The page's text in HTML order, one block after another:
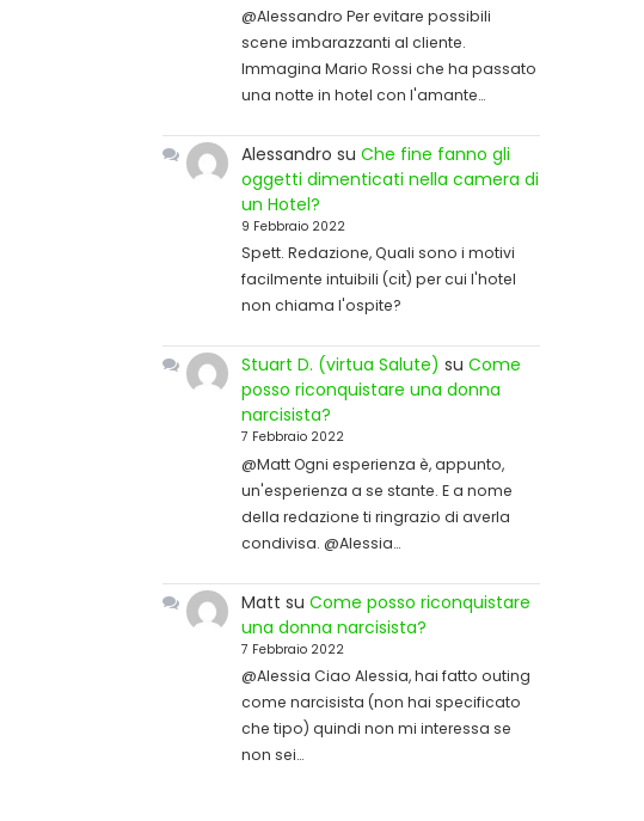
@Alessandro Per evitare possibili
scene imbarazzanti al cliente.
Immagina Mario Rossi che ha passato
una notte in hotel con l'amante…
Alessandro su Che fine fanno gli
oggetti dimenticati nella camera di
un Hotel?
9 Febbraio 2022
Spett. Redazione, Quali sono i motivi
facilmente intuibili (cit) per cui l'hotel
non chiama l'ospite?
Stuart D. (virtua Salute) su Come
posso riconquistare una donna
narcisista?
7 Febbraio 2022
@Matt Ogni esperienza è, appunto,
un'esperienza a se stante. E a nome
della redazione ti ringrazio di averla
condivisa. @Alessia…
Matt su Come posso riconquistare
una donna narcisista?
7 Febbraio 2022
@Alessia Ciao Alessia, hai fatto outing
come narcisista (non hai specificato
che tipo) quindi non mi interessa se
non sei…